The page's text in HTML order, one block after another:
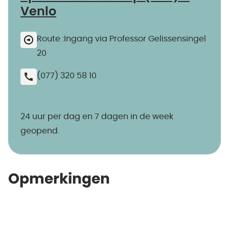
Venlo
Route :Ingang via Professor Gelissensingel
20
(077) 320 58 10
24 uur per dag en 7 dagen in de week
geopend.
Opmerkingen